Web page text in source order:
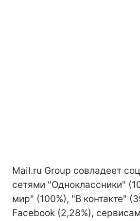
Mail.ru Group совладеет
сетями "Одноклассники"
мир" (100%), "В контакте"
Facebook (2,28%),